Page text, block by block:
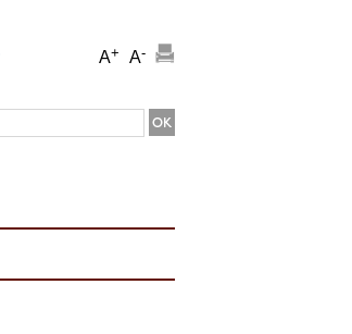
A+ A-